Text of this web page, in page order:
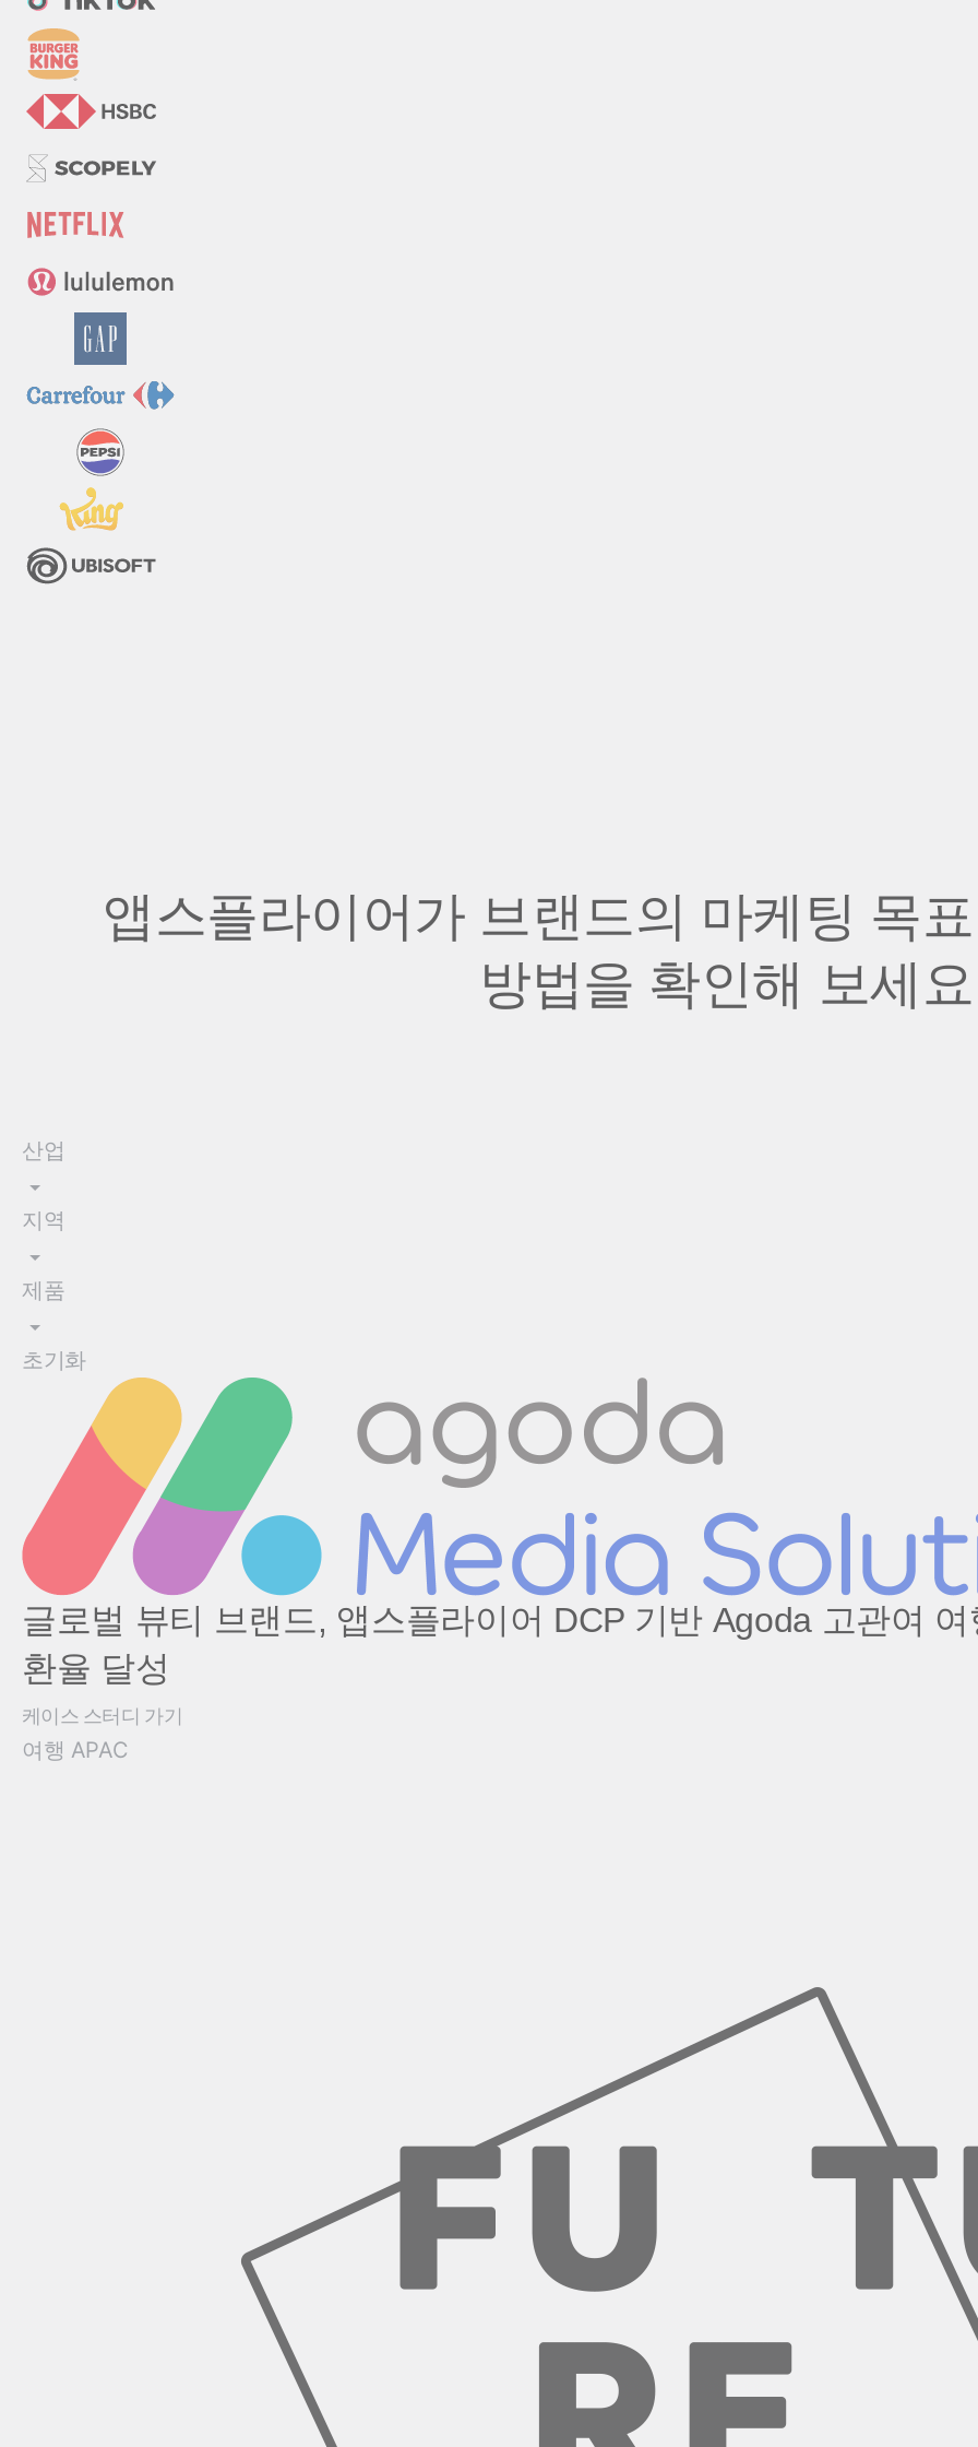
앱스플라이어가 브랜드의 마케팅 목
방법을 확인해 보세
산업
지역
제품
초기화
글로벌 뷰티 브랜드, 앱스플라이어 DCP 기반 Agoda 고관여
환율 달성
케이스 스터디 가기
여행 APAC